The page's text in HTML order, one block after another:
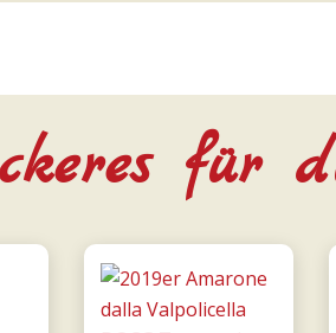
für